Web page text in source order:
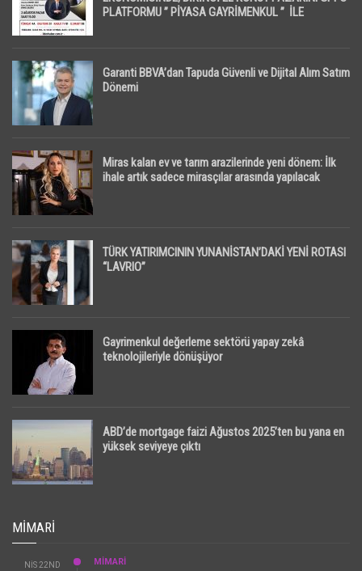
PLATFORMU ” PİYASA GAYRİMENKUL ” İLE
Garanti BBVA’dan Tapuda Güvenli ve Dijital Alım Satım
Dönemi
Miras kalan ev ve tarım arazilerinde yeni dönem: İlk
ihale artık sadece mirasçılar arasında yapılacak
TÜRK YATIRIMCININ YUNANİSTAN’DAKİ YENİ ROTASI
“LAVRIO”
Gayrimenkul değerleme sektörü yapay zekâ
teknolojileriyle dönüşüyor
ABD’de mortgage faizi Ağustos 2025’ten bu yana en
yüksek seviyeye çıktı
MIMARI
NIS 22ND
MİMARİ